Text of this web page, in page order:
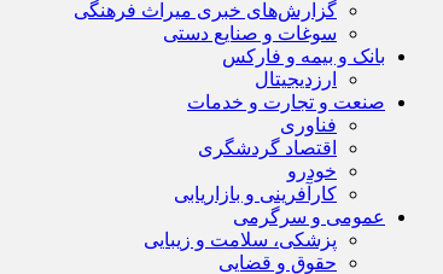
گزارش‌های خبری میراث فرهنگی
سوغات و صنایع دستی
بانک و بیمه و فارکس
ارزدیجیتال
صنعت و تجارت و خدمات
فناوری
اقتصاد گردشگری
خودرو
کارآفرینی و بازاریابی
عمومی و سرگرمی
پزشکی، سلامت و زیبایی
حقوق و قضایی